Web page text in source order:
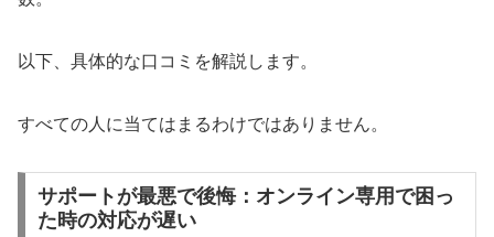
以下、具体的な口コミを解説します。
すべての人に当てはまるわけではありません。
サポートが最悪で後悔：オンライン専用で困っ
た時の対応が遅い